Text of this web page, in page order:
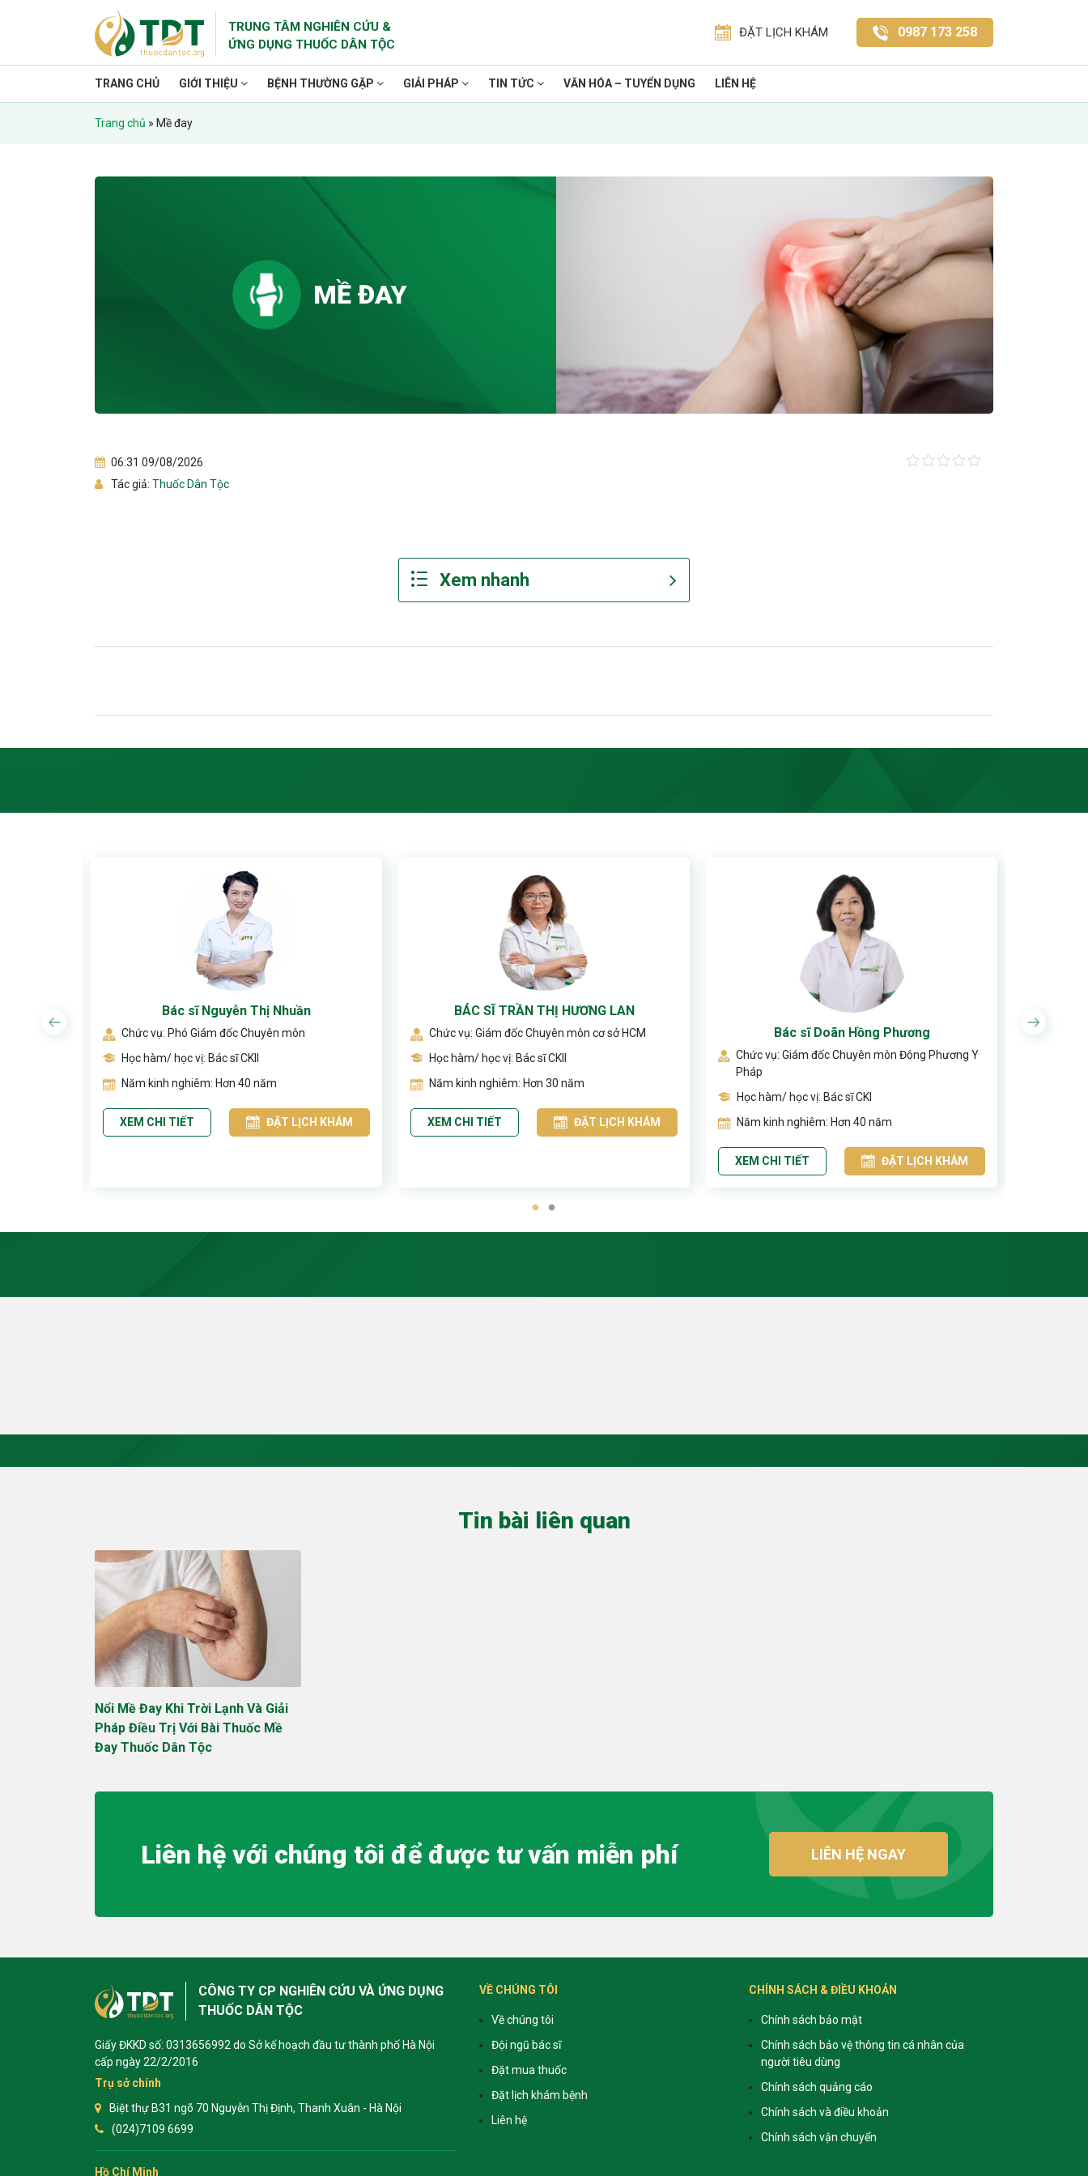
TRUNG TÂM NGHIÊN CỨU &
ỨNG DỤNG THUỐC DÂN TỘC
ĐẶT LỊCH KHÁM 0987 173 258
TRANG CHỦ GIỚI THIỆU BỆNH THƯỜNG GẶP GIẢI PHÁP TIN TỨC VĂN HÓA – TUYỂN DỤNG LIÊN HỆ
Trang chủ » Mề đay
MỀ ĐAY
06:31 09/08/2026
Tác giả: Thuốc Dân Tộc
Bác sĩ Nguyễn Thị Nhuần
Chức vụ: Phó Giám đốc Chuyên môn
Học hàm/ học vị: Bác sĩ CKII
Năm kinh nghiêm: Hơn 40 năm
XEM CHI TIẾT ĐẶT LỊCH KHÁM
BÁC SĨ TRẦN THỊ HƯƠNG LAN
Chức vụ: Giám đốc Chuyên môn cơ sở HCM
Học hàm/ học vị: Bác sĩ CKII
Năm kinh nghiêm: Hơn 30 năm
XEM CHI TIẾT ĐẶT LỊCH KHÁM
Bác sĩ Doãn Hồng Phương
Chức vụ: Giám đốc Chuyên môn Đông Phương Y
Pháp
Học hàm/ học vị: Bác sĩ CKI
Năm kinh nghiêm: Hơn 40 năm
XEM CHI TIẾT ĐẶT LỊCH KHÁM
1 2
Tin bài liên quan
Nổi Mề Đay Khi Trời Lạnh Và Giải
Pháp Điều Trị Với Bài Thuốc Mề
Đay Thuốc Dân Tộc
Liên hệ với chúng tôi để được tư vấn miễn phí LIÊN HỆ NGAY
CÔNG TY CP NGHIÊN CỨU VÀ ỨNG DỤNG
THUỐC DÂN TỘC
Giấy ĐKKD số: 0313656992 do Sở kế hoạch đầu tư thành phố Hà Nội
cấp ngày 22/2/2016
Trụ sở chính
Biệt thự B31 ngõ 70 Nguyễn Thị Định, Thanh Xuân - Hà Nội
(024)7109 6699
Hồ Chí Minh
VỀ CHÚNG TÔI
Về chúng tôi
Đội ngũ bác sĩ
Đặt mua thuốc
Đặt lịch khám bệnh
Liên hệ
CHÍNH SÁCH & ĐIỀU KHOẢN
Chính sách bảo mật
Chính sách bảo vệ thông tin cá nhân của
người tiêu dùng
Chính sách quảng cáo
Chính sách và điều khoản
Chính sách vận chuyển